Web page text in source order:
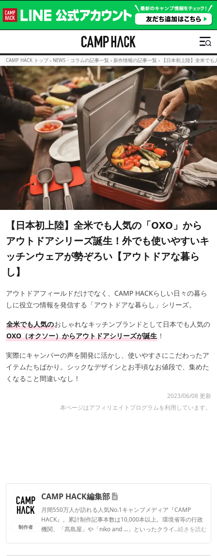
CAMP HACK トップ › NEWS・コラムの記事一覧 › 新作情報の記事一覧 › 【日本初上陸】全米で
【日本初上陸】全米でも人気の「OXO」から
アウトドアシリーズ誕生！外でも使いやすいキ
ッチンウェアが勢ぞろい【アウトドアな暮ら
し】
アウトドアフィールドだけでなく、CAMP HACKらしい日々の暮ら
しに役立つ情報を発信する「アウトドアな暮らし」シリーズ。
全米でも人気のおしゃれなキッチンブランドとして日本でも人気の
OXO（オクソー）からアウトドアシリーズが誕生 ！
実際にキャンパーの声を開発に活かし、使いやすさにこだわったア
イテムたちばかり。シックなデザインとお手頃なお値段で、集めた
くなること間違いなし！
2023/06/08 更新
本ページはアフィリエイトプログラムを利用しています。
制作者
CAMP HACK編集部
月間550万人が訪れる人気No.1キャンプメディア『CAMP
HACK』。累計制作記事本数は10,000本以上。環境省等の行政
機関、「髙島屋」や「niko and ...」といったクライアントとの
...続きを読む